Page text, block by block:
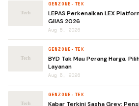
GENZONE-TEK
LEPAS Perkenalkan LEX
GIIAS 2026
Aug 5, 2026
GENZONE-TEK
BYD Tak Mau Perang Harga,
Layanan
Aug 5, 2026
GENZONE-TEK
Kabar Terkini Sasha Grey: